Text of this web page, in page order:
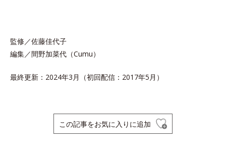
監修／佐藤佳代子
編集／間野加菜代（Cumu）
最終更新：2024年3月（初回配信：2017年5月）
この記事をお気に入りに追加